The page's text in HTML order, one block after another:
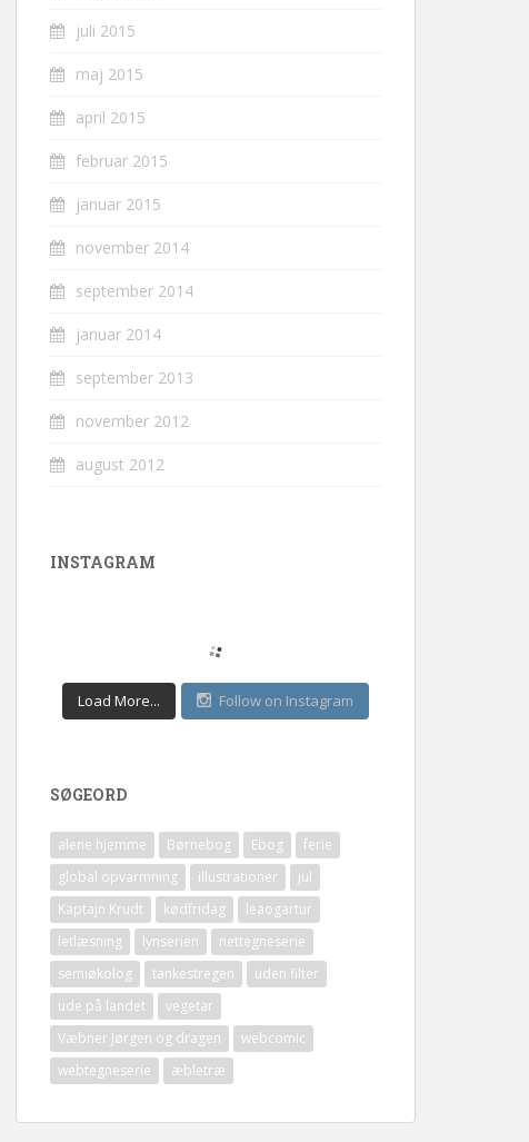
juli 2015
maj 2015
april 2015
februar 2015
januar 2015
november 2014
september 2014
januar 2014
september 2013
november 2012
august 2012
INSTAGRAM
Load More... Follow on Instagram
SØGEORD
alene hjemme Børnebog Ebog
ferie
global opvarmning
illustrationer
jul
Kaptajn Krudt
kødfridag
leaogartur
letlæsning
lynserien
nettegneserie
semiøkolog
tankestregen
uden filter
ude på landet
vegetar
Væbner Jørgen og dragen
webcomic
webtegneserie
æbletræ